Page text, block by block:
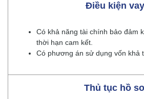
Điều kiện vay
Có khả năng tài chính bảo đảm
thời hạn cam kết.
Có phương án sử dụng vốn khả
Thủ tục hồ